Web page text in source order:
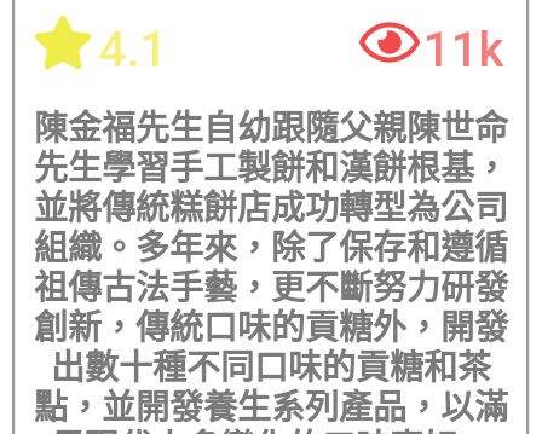
4.1 11k
陳金福先生自幼跟隨父親陳世命
先生學習手工製餅和漢餅根基，
並將傳統糕餅店成功轉型為公司
組織。多年來，除了保存和遵循
祖傳古法手藝，更不斷努力研發
創新，傳統口味的貢糖外，開發
出數十種不同口味的貢糖和茶
點，並開發養生系列產品，以滿